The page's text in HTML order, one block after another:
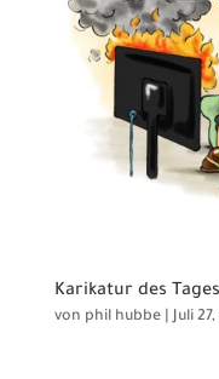
Karikatur des
von phil hubbe|Juli